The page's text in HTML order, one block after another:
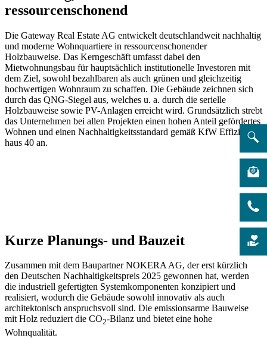
ressourcenschonend
Die Gateway Real Estate AG entwickelt deutschlandweit nachhaltig
und moderne Wohnquar­tiere in ressourcenschonender
Holzbauweise. Das Kerngeschäft umfasst dabei den
Mietwohnungsbau für hauptsächlich institutionelle Investoren mit
dem Ziel, sowohl bezahl­baren als auch grünen und gleichzeitig
hochwertigen Wohnraum zu schaffen. Die Gebäude zeichnen sich
durch das QNG-Siegel aus, welches u. a. durch die serielle
Holzbauweise sowie PV-Anlagen erreicht wird. Grundsätzlich strebt
das Unternehmen bei allen Projekten einen hohen Anteil gefördertes
Wohnen und einen Nachhaltigkeitsstandard gemäß KfW Effizienz­
haus 40 an.
Kurze Planungs- und Bauzeit
Zusammen mit dem Baupartner NOKERA AG, der erst kürzlich
den Deut­schen Nachhaltigkeitspreis 2025 gewonnen hat, werden
die industriell gefertigten Systemkomponenten konzipiert und
realisiert, wodurch die Gebäude sowohl innovativ als auch
architektonisch anspruchsvoll sind. Die emissionsarme Bauweise
mit Holz reduziert die CO2-Bilanz und bie­tet eine hohe
Wohnqualität.